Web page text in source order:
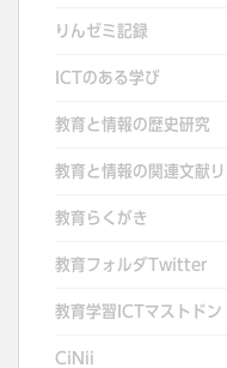
りんゼミ記録
ICTのある学び
教育と情報の歴史研究
教育と情報の関連文献リ
教育らくがき
教育フォルダTwitter
教育学習ICTマストドン
CiNii